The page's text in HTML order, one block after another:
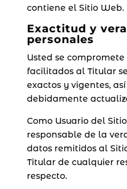
contiene el Sitio Web.
Exactitud y
personales
Usted se
facilitados al Titular
exactos y vigentes,
debidamente
Como Usuario del
responsable de la
datos remitidos al
Titular de cualquier
respecto.